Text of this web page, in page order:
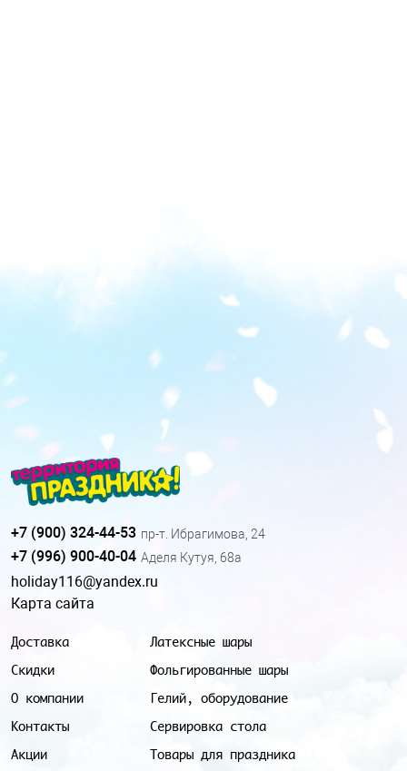
Доставка
Скидки
О компании
Контакты
Акции
Латексные шары
Фольгированные шары
Гелий, оборудование
Сервировка стола
Товары для праздника
+7 (900) 324-44-53 пр-т. Ибрагимова, 24
+7 (996) 900-40-04 Аделя Кутуя, 68а
holiday116@yandex.ru
Карта сайта